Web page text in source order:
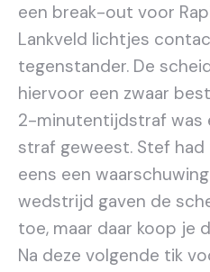
een break-out voor
Lankveld lichtjes
tegenstander. De
hiervoor een zwaar
2-minutentijdstraf was
straf geweest. Stef
eens een
wedstrijd gaven de
toe, maar daar koop je
Na deze volgende tik